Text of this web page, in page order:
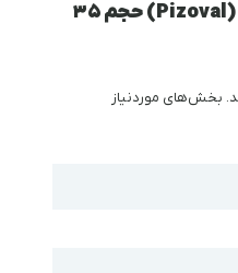
برای “کانتور مایع پیزاول (Pizoval) حجم ۳۵
بخش‌های موردنیاز